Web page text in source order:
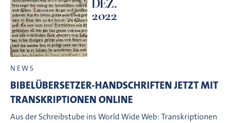
DEZ.
2022
NEWS
BIBELÜBERSETZER-HANDSCHRIFTEN JETZT MIT
TRANSKRIPTIONEN ONLINE
Aus der Schreibstube ins World Wide Web: Transkriptionen